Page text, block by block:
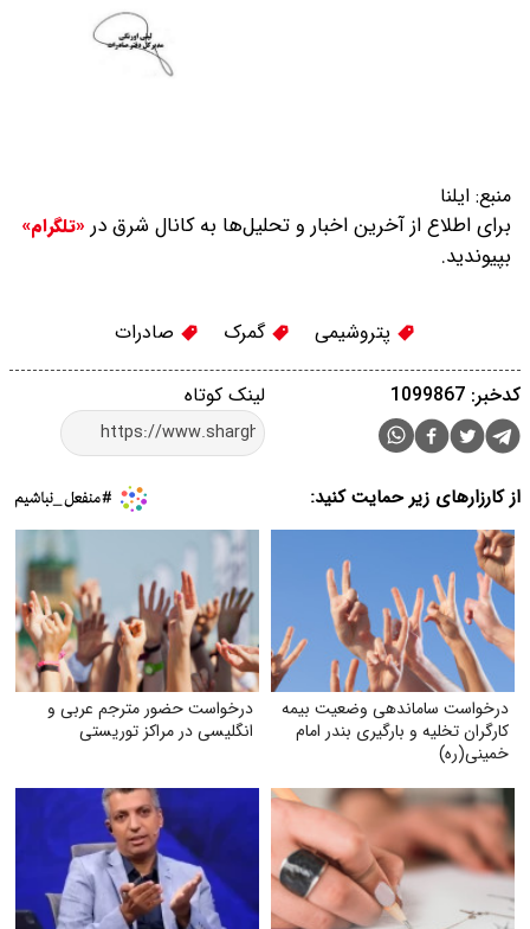
منبع: ایلنا
برای اطلاع از آخرین اخبار و تحلیل‌ها به کانال شرق در «تلگرام»
بپیوندید.
پتروشیمی گمرک صادرات
لینک کوتاه کدخبر: 1099867
از کارزارهای زیر حمایت کنید:
درخواست ساماندهی وضعیت بیمه
کارگران تخلیه و بارگیری بندر امام
خمینی‌(ره)
درخواست حضور مترجم عربی و
انگلیسی در مراکز توریستی